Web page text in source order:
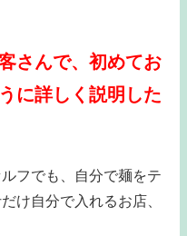
さんで、初めてお
に詳しく説明した
フでも、自分で麺をテ
け自分で入れるお店、